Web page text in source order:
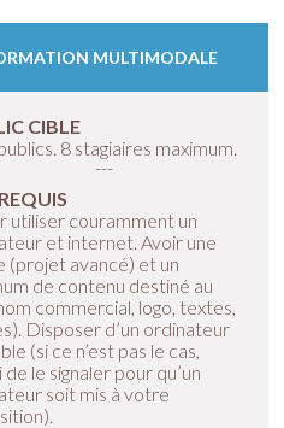
MULTIMODALE
CIBLE
8 stagiaires maximum.
utiliser couramment un
et internet. Avoir une
(projet avancé) et un
de contenu destiné au
commercial, logo, textes,
Disposer d’un ordinateur
(si ce n’est pas le cas,
le signaler pour qu’un
soit mis à votre